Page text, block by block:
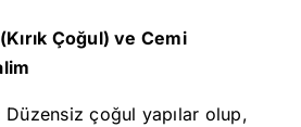
Çoğul) ve Cemi
Düzensiz çoğul yapılar olup,